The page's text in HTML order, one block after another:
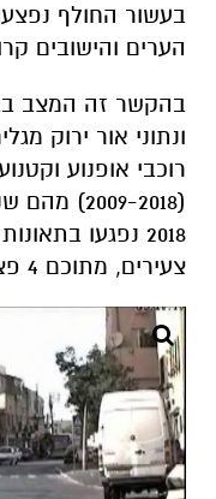
בעשור החולף
הערים והישובים קרוב ל-7,500
בהקשר זה המצב
(2009-
2018 נפגעו
צעירים, מתוכם 4 פצועים קל ו-3 פצועים קשה.